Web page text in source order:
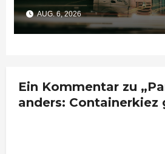
Unternehmen bedeutet
AUG. 6, 2026
Ein Kommentar zu
anders: Containerkiez